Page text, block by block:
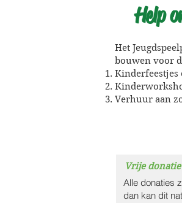
Help
Het
bouwen voor
Verhuur aan
Vrije
Alle donaties
dan kan dit